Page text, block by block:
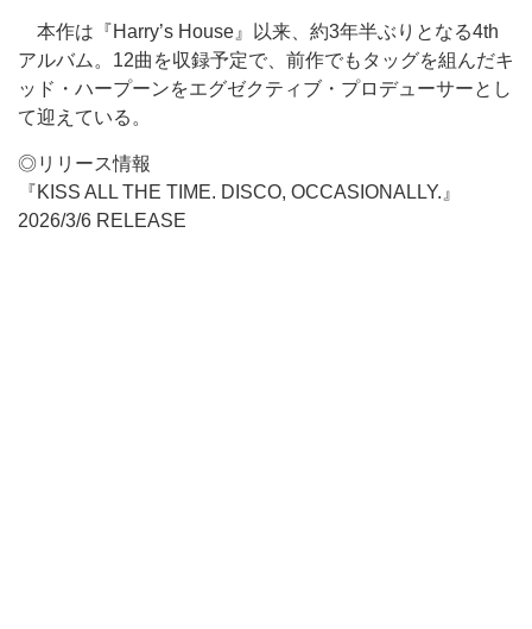
本作は『Harry’s House』以来、約3年半ぶりとなる4th
アルバム。12曲を収録予定で、前作でもタッグを組んだキ
ッド・ハープーンをエグゼクティブ・プロデューサーとし
て迎えている。
◎リリース情報
『KISS ALL THE TIME. DISCO, OCCASIONALLY.』
2026/3/6 RELEASE